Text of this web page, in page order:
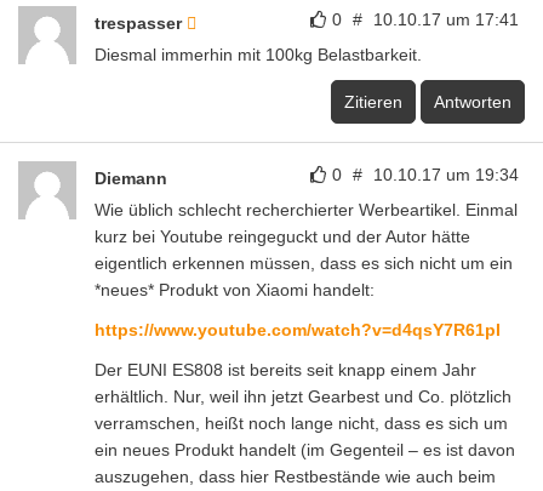
0 # 10.10.17 um 17:41
trespasser
Diesmal immerhin mit 100kg Belastbarkeit.
Zitieren Antworten
0 # 10.10.17 um 19:34
Diemann
Wie üblich schlecht recherchierter Werbeartikel. Einmal
kurz bei Youtube reingeguckt und der Autor hätte
eigentlich erkennen müssen, dass es sich nicht um ein
*neues* Produkt von Xiaomi handelt:
https://www.youtube.com/watch?v=d4qsY7R61pI
Der EUNI ES808 ist bereits seit knapp einem Jahr
erhältlich. Nur, weil ihn jetzt Gearbest und Co. plötzlich
verramschen, heißt noch lange nicht, dass es sich um
ein neues Produkt handelt (im Gegenteil – es ist davon
auszugehen, dass hier Restbestände wie auch beim